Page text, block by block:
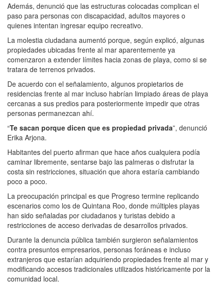
Además, denunció que las estructuras colocadas complican el
paso para personas con discapacidad, adultos mayores o
quienes intentan ingresar equipo recreativo.
La molestia ciudadana aumentó porque, según explicó, algunas
propiedades ubicadas frente al mar aparentemente ya
comenzaron a extender límites hacia zonas de playa, como si se
tratara de terrenos privados.
De acuerdo con el señalamiento, algunos propietarios de
residencias frente al mar incluso habrían limpiado áreas de playa
cercanas a sus predios para posteriormente impedir que otras
personas permanezcan ahí.
“Te sacan porque dicen que es propiedad privada”, denunció
Erika Arjona.
Habitantes del puerto afirman que hace años cualquiera podía
caminar libremente, sentarse bajo las palmeras o disfrutar la
costa sin restricciones, situación que ahora estaría cambiando
poco a poco.
La preocupación principal es que Progreso termine replicando
escenarios como los de Quintana Roo, donde múltiples playas
han sido señaladas por ciudadanos y turistas debido a
restricciones de acceso derivadas de desarrollos privados.
Durante la denuncia pública también surgieron señalamientos
contra presuntos empresarios, personas foráneas e incluso
extranjeros que estarían adquiriendo propiedades frente al mar y
modificando accesos tradicionales utilizados históricamente por la
comunidad local.